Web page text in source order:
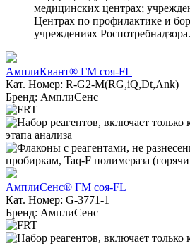
медицинских центрах;
Центрах по профилактике и
учреждениях Роспотребнадзора.
АмплиКвант® ГМ соя-FL
Кат. Номер: R-G2-M(RG,iQ,Dt,Ank)
Бренд: АмплиСенс
АмплиСенс® ГМ соя-FL
Кат. Номер: G-3771-1
Бренд: АмплиСенс